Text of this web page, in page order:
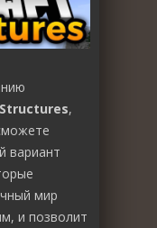
Structures,
вариант
мир
и позволит